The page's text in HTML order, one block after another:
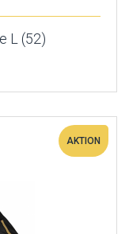
L (52)
AKTION